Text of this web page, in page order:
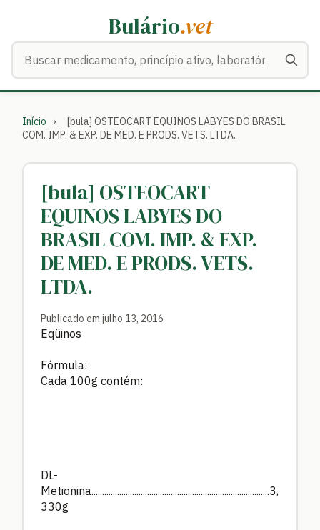
Bulário.vet
Início ›
[bula] OSTEOCART EQUINOS LABYES DO BRASIL
COM. IMP. & EXP. DE MED. E PRODS. VETS. LTDA.
[bula] OSTEOCART
EQUINOS LABYES DO
BRASIL COM. IMP. & EXP.
DE MED. E PRODS. VETS.
LTDA.
Publicado em julho 13, 2016
Eqüinos
Fórmula:
Cada 100g contém:
DL-
Metionina...................................................................................3,
330g